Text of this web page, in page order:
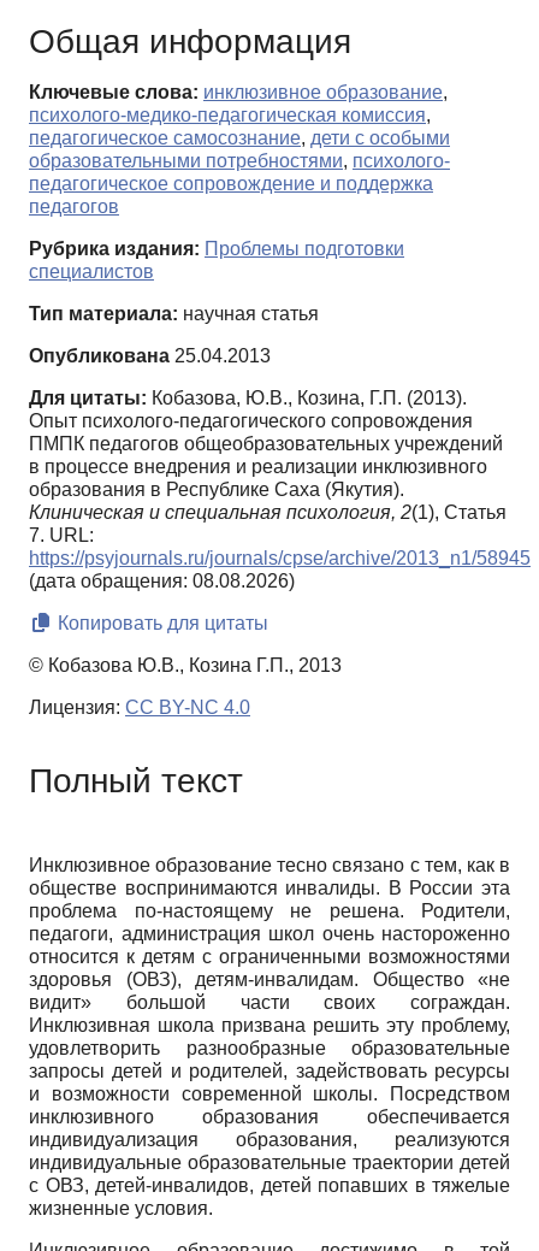
Общая информация
Ключевые слова: инклюзивное образование,
психолого-медико-педагогическая комиссия,
педагогическое самосознание, дети с особыми
образовательными потребностями, психолого-
педагогическое сопровождение и поддержка
педагогов
Рубрика издания: Проблемы подготовки
специалистов
Тип материала: научная статья
Опубликована 25.04.2013
Для цитаты: Кобазова, Ю.В., Козина, Г.П. (2013).
Опыт психолого-педагогического сопровождения
ПМПК педагогов общеобразовательных учреждений
в процессе внедрения и реализации инклюзивного
образования в Республике Саха (Якутия).
Клиническая и специальная психология, 2(1), Статья
7. URL:
https://psyjournals.ru/journals/cpse/archive/2013_n1/58945
(дата обращения: 08.08.2026)
Копировать для цитаты
© Кобазова Ю.В., Козина Г.П., 2013
Лицензия: CC BY-NC 4.0
Полный текст
Инклюзивное образование тесно связано с тем, как в
обществе воспринимаются инвалиды. В России эта
проблема по-настоящему не решена. Родители,
педагоги, администрация школ очень настороженно
относится к детям с ограниченными возможностями
здоровья (ОВЗ), детям-инвалидам. Общество «не
видит» большой части своих сограждан.
Инклюзивная школа призвана решить эту проблему,
удовлетворить разнообразные образовательные
запросы детей и родителей, задействовать ресурсы
и возможности современной школы. Посредством
инклюзивного образования обеспечивается
индивидуализация образования, реализуются
индивидуальные образовательные траектории детей
с ОВЗ, детей-инвалидов, детей попавших в тяжелые
жизненные условия.